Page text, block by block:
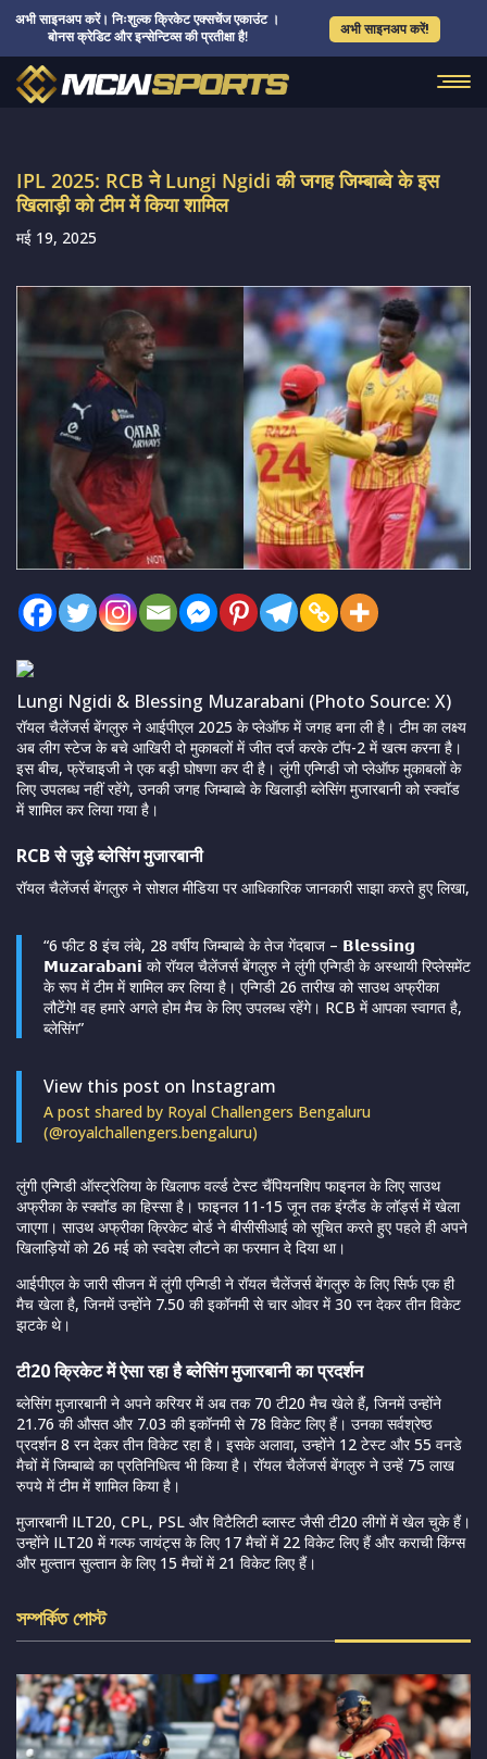
अभी साइनअप करें। निःशुल्क क्रिकेट एक्सचेंज एकाउंट ।
बोनस क्रेडिट और इन्सेन्टिव्स की प्रतीक्षा है!
अभी साइनअप करें!
IPL 2025: RCB ने Lungi Ngidi की जगह जिम्बाब्वे के इस
खिलाड़ी को टीम में किया शामिल
मई 19, 2025
Lungi Ngidi & Blessing Muzarabani (Photo Source: X)
रॉयल चैलेंजर्स बेंगलुरु ने आईपीएल 2025 के प्लेऑफ में जगह बना ली है। टीम का लक्ष्य
अब लीग स्टेज के बचे आखिरी दो मुकाबलों में जीत दर्ज करके टॉप-2 में खत्म करना है।
इस बीच, फ्रेंचाइजी ने एक बड़ी घोषणा कर दी है। लुंगी एन्गिडी जो प्लेऑफ मुकाबलों के
लिए उपलब्ध नहीं रहेंगे, उनकी जगह जिम्बाब्वे के खिलाड़ी ब्लेसिंग मुजारबानी को स्क्वॉड
में शामिल कर लिया गया है।
RCB से जुड़े ब्लेसिंग मुजारबानी
रॉयल चैलेंजर्स बेंगलुरु ने सोशल मीडिया पर आधिकारिक जानकारी साझा करते हुए लिखा,
“6 फीट 8 इंच लंबे, 28 वर्षीय जिम्बाब्वे के तेज गेंदबाज – 𝗕𝗹𝗲𝘀𝘀𝗶𝗻𝗴
𝗠𝘂𝘇𝗮𝗿𝗮𝗯𝗮𝗻𝗶 को रॉयल चैलेंजर्स बेंगलुरु ने लुंगी एन्गिडी के अस्थायी रिप्लेसमेंट
के रूप में टीम में शामिल कर लिया है। एन्गिडी 26 तारीख को साउथ अफ्रीका
लौटेंगे! वह हमारे अगले होम मैच के लिए उपलब्ध रहेंगे। RCB में आपका स्वागत है,
ब्लेसिंग”
View this post on Instagram
A post shared by Royal Challengers Bengaluru
(@royalchallengers.bengaluru)
लुंगी एन्गिडी ऑस्ट्रेलिया के खिलाफ वर्ल्ड टेस्ट चैंपियनशिप फाइनल के लिए साउथ
अफ्रीका के स्क्वॉड का हिस्सा है। फाइनल 11-15 जून तक इंग्लैंड के लॉर्ड्स में खेला
जाएगा। साउथ अफ्रीका क्रिकेट बोर्ड ने बीसीसीआई को सूचित करते हुए पहले ही अपने
खिलाड़ियों को 26 मई को स्वदेश लौटने का फरमान दे दिया था।
आईपीएल के जारी सीजन में लुंगी एन्गिडी ने रॉयल चैलेंजर्स बेंगलुरु के लिए सिर्फ एक ही
मैच खेला है, जिनमें उन्होंने 7.50 की इकॉनमी से चार ओवर में 30 रन देकर तीन विकेट
झटके थे।
टी20 क्रिकेट में ऐसा रहा है ब्लेसिंग मुजारबानी का प्रदर्शन
ब्लेसिंग मुजारबानी ने अपने करियर में अब तक 70 टी20 मैच खेले हैं, जिनमें उन्होंने
21.76 की औसत और 7.03 की इकॉनमी से 78 विकेट लिए हैं। उनका सर्वश्रेष्ठ
प्रदर्शन 8 रन देकर तीन विकेट रहा है। इसके अलावा, उन्होंने 12 टेस्ट और 55 वनडे
मैचों में जिम्बाब्वे का प्रतिनिधित्व भी किया है। रॉयल चैलेंजर्स बेंगलुरु ने उन्हें 75 लाख
रुपये में टीम में शामिल किया है।
मुजारबानी ILT20, CPL, PSL और विटैलिटी ब्लास्ट जैसी टी20 लीगों में खेल चुके हैं।
उन्होंने ILT20 में गल्फ जायंट्स के लिए 17 मैचों में 22 विकेट लिए हैं और कराची किंग्स
और मुल्तान सुल्तान के लिए 15 मैचों में 21 विकेट लिए हैं।
সম্পর্কিত পোস্ট